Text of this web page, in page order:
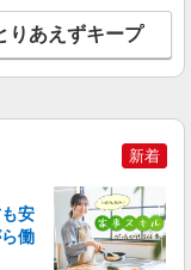
日払い有/週払い有/交
)＞
NEW
が叶う有料住宅の
りあえずキープ
新着
安
働